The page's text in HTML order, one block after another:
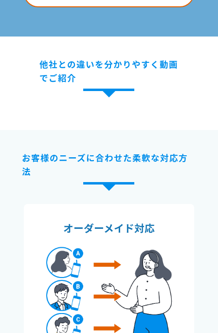
他社との違いを分かりやすく動画
でご紹介
お客様のニーズに合わせた柔軟な対応方
法
オーダーメイド対応